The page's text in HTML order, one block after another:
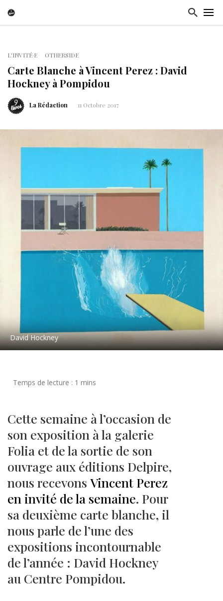
L'INVITÉ·E OTHERSIDE
Carte Blanche à Vincent Perez : David
Hockney à Pompidou
La Rédaction 11 Octobre 2017
David Hockney
Cette semaine à l’occasion de
son exposition à la galerie
Folia et de la sortie de son
ouvrage aux éditions Delpire,
nous recevons Vincent Perez
en invité de la semaine. Pour
sa deuxième carte blanche, il
nous parle de l’une des
expositions incontournable
de l’année : David Hockney
au Centre Pompidou.